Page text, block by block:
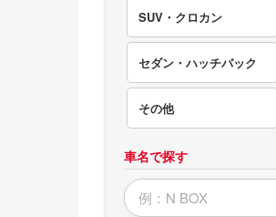
SUV・クロカン
セダン・ハッチバック
その他
車名で探す